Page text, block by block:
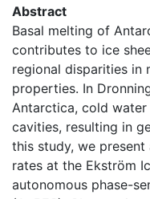
Abstract
Basal melting of
contributes to ice
regional disparities in
properties. In
Antarctica, cold
cavities, resulting in
this study, we
rates at the Ekström
autonomous phase-